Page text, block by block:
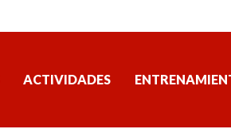
ACTIVIDADES